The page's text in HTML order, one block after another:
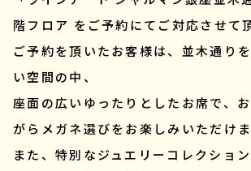
階フロア をご予約にてご対応させて
ご予約を頂いたお客様は、並木通り
い空間の中、
座面の広いゆったりとしたお席で、
がらメガネ選びをお楽しみいただけま
また、特別なジュエリーコレクショ